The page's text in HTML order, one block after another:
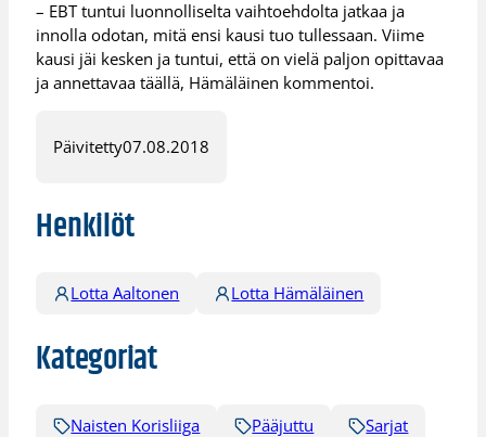
– EBT tuntui luonnolliselta vaihtoehdolta jatkaa ja
innolla odotan, mitä ensi kausi tuo tullessaan. Viime
kausi jäi kesken ja tuntui, että on vielä paljon opittavaa
ja annettavaa täällä, Hämäläinen kommentoi.
Päivitetty07.08.2018
Henkilöt
Lotta Aaltonen Lotta Hämäläinen
Kategoriat
Naisten Korisliiga Pääjuttu Sarjat